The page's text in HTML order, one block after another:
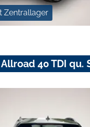
Zentrallager
40 TDI qu.